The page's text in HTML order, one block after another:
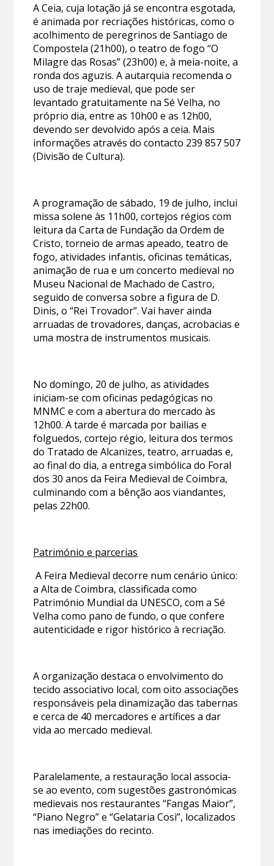
A Ceia, cuja lotação já se encontra esgotada,
é animada por recriações históricas, como o
acolhimento de peregrinos de Santiago de
Compostela (21h00), o teatro de fogo “O
Milagre das Rosas” (23h00) e, à meia-noite, a
ronda dos aguzis. A autarquia recomenda o
uso de traje medieval, que pode ser
levantado gratuitamente na Sé Velha, no
próprio dia, entre as 10h00 e as 12h00,
devendo ser devolvido após a ceia. Mais
informações através do contacto 239 857 507
(Divisão de Cultura).
A programação de sábado, 19 de julho, inclui
missa solene às 11h00, cortejos régios com
leitura da Carta de Fundação da Ordem de
Cristo, torneio de armas apeado, teatro de
fogo, atividades infantis, oficinas temáticas,
animação de rua e um concerto medieval no
Museu Nacional de Machado de Castro,
seguido de conversa sobre a figura de D.
Dinis, o “Rei Trovador”. Vai haver ainda
arruadas de trovadores, danças, acrobacias e
uma mostra de instrumentos musicais.
No domingo, 20 de julho, as atividades
iniciam-se com oficinas pedagógicas no
MNMC e com a abertura do mercado às
12h00. A tarde é marcada por bailias e
folguedos, cortejo régio, leitura dos termos
do Tratado de Alcanizes, teatro, arruadas e,
ao final do dia, a entrega simbólica do Foral
dos 30 anos da Feira Medieval de Coimbra,
culminando com a bênção aos viandantes,
pelas 22h00.
Património e parcerias
A Feira Medieval decorre num cenário único:
a Alta de Coimbra, classificada como
Património Mundial da UNESCO, com a Sé
Velha como pano de fundo, o que confere
autenticidade e rigor histórico à recriação.
A organização destaca o envolvimento do
tecido associativo local, com oito associações
responsáveis pela dinamização das tabernas
e cerca de 40 mercadores e artífices a dar
vida ao mercado medieval.
Paralelamente, a restauração local associa-
se ao evento, com sugestões gastronómicas
medievais nos restaurantes “Fangas Maior”,
“Piano Negro” e “Gelataria Così”, localizados
nas imediações do recinto.